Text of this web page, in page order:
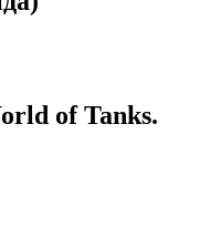
of Tanks.